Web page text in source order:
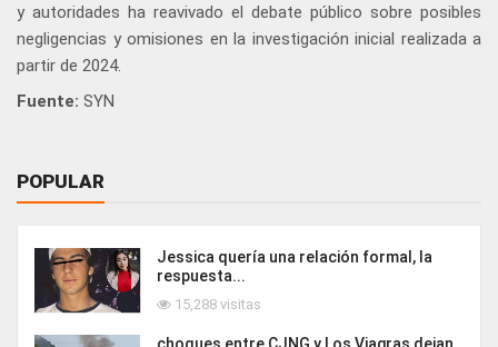
y autoridades ha reavivado el debate público sobre posibles
negligencias y omisiones en la investigación inicial realizada a
partir de 2024.
Fuente: SYN
POPULAR
Jessica quería una relación formal, la
respuesta...
15,288 visitas
choques entre CJNG y Los Viagras dejan